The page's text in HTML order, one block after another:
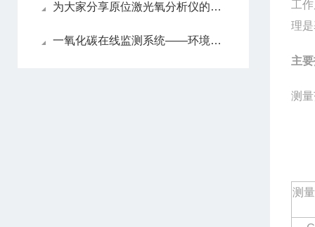
为大家分享原位激光氧分析仪的维护心得
一氧化碳在线监测系统——环境监测的智能守护者
工
理
主
测
测